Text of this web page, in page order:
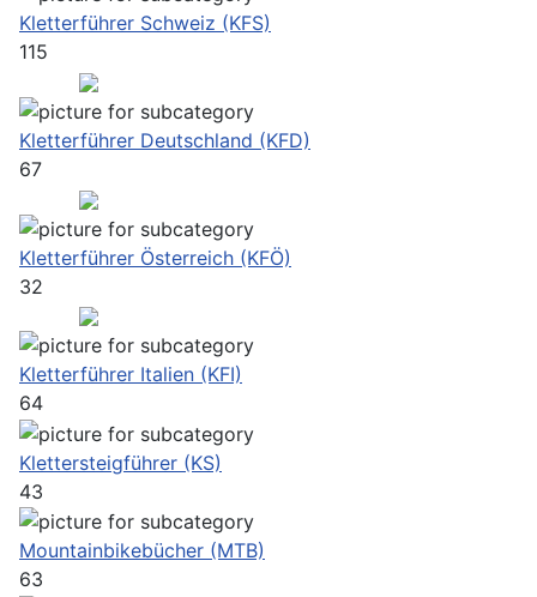
Kletterführer Schweiz (KFS)
115
Kletterführer Deutschland (KFD)
67
Kletterführer Österreich (KFÖ)
32
Kletterführer Italien (KFI)
64
Klettersteigführer (KS)
43
Mountainbikebücher (MTB)
63